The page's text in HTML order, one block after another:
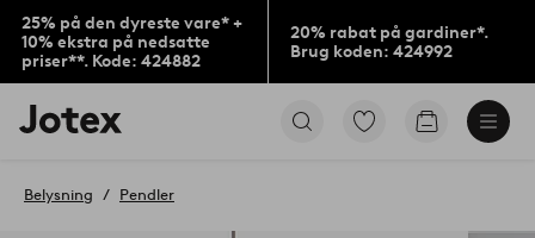
25% på den dyreste vare* +
10% ekstra på nedsatte
priser**. Kode: 424882
20% rabat på gardiner*.
Brug koden: 424992
Jotex
logo
til
Gå
Gå
Belysning Pendler